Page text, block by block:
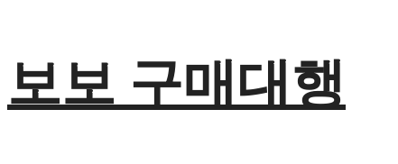
보보 구매대행